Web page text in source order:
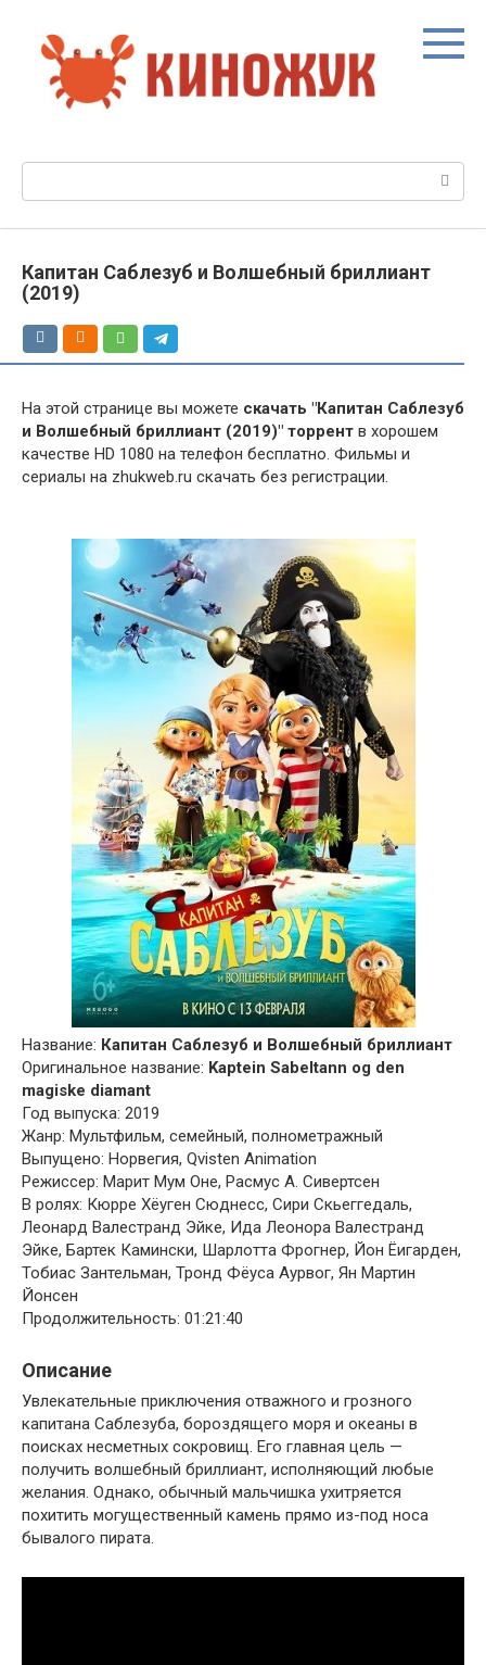
контенту
Капитан Саблезуб и Волшебный бриллиант
(2019)
На этой странице вы можете скачать "Капитан Саблезуб
и Волшебный бриллиант (2019)" торрент в хорошем
качестве HD 1080 на телефон бесплатно. Фильмы и
сериалы на zhukweb.ru скачать без регистрации.
Название: Капитан Саблезуб и Волшебный бриллиант
Оригинальное название: Kaptein Sabeltann og den
magiske diamant
Год выпуска: 2019
Жанр: Мультфильм, семейный, полнометражный
Выпущено: Норвегия, Qvisten Animation
Режиссер: Марит Мум Оне, Расмус А. Сивертсен
В ролях: Кюрре Хёуген Сюднесс, Сири Скьеггедаль,
Леонард Валестранд Эйке, Ида Леонора Валестранд
Эйке, Бартек Камински, Шарлотта Фрогнер, Йон Ёигарден,
Тобиас Зантельман, Тронд Фёуса Аурвог, Ян Мартин
Йонсен
Продолжительность: 01:21:40
Описание
Увлекательные приключения отважного и грозного
капитана Саблезуба, бороздящего моря и океаны в
поисках несметных сокровищ. Его главная цель —
получить волшебный бриллиант, исполняющий любые
желания. Однако, обычный мальчишка ухитряется
похитить могущественный камень прямо из-под носа
бывалого пирата.